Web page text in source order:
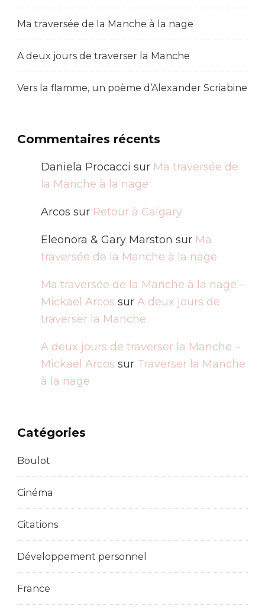
Ma traversée de la Manche à la nage
A deux jours de traverser la Manche
Vers la flamme, un poème d’Alexander Scriabine
Commentaires récents
Daniela Procacci sur Ma traversée de
la Manche à la nage
Arcos sur Retour à Calgary
Eleonora & Gary Marston sur Ma
traversée de la Manche à la nage
Ma traversée de la Manche à la nage –
Mickaël Arcos sur A deux jours de
traverser la Manche
A deux jours de traverser la Manche –
Mickaël Arcos sur Traverser la Manche
à la nage
Catégories
Boulot
Cinéma
Citations
Développement personnel
France